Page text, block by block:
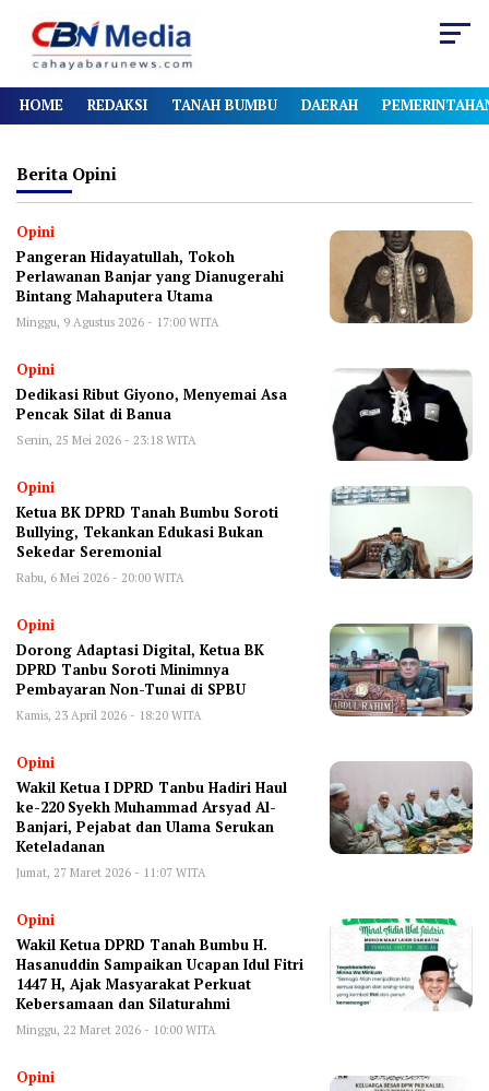
HOME REDAKSI TANAH BUMBU DAERAH
Berita Opini
Opini
Pangeran Hidayatullah, Tokoh
Perlawanan Banjar yang Dianugerahi
Bintang Mahaputera Utama
Minggu, 9 Agustus 2026 - 17:00 WITA
Opini
Dedikasi Ribut Giyono, Menyemai Asa
Pencak Silat di Banua
Senin, 25 Mei 2026 - 23:18 WITA
Opini
Ketua BK DPRD Tanah Bumbu Soroti
Bullying, Tekankan Edukasi Bukan
Sekedar Seremonial
Rabu, 6 Mei 2026 - 20:00 WITA
Opini
Dorong Adaptasi Digital, Ketua BK
DPRD Tanbu Soroti Minimnya
Pembayaran Non-Tunai di SPBU
Kamis, 23 April 2026 - 18:20 WITA
Opini
Wakil Ketua I DPRD Tanbu Hadiri Haul
ke-220 Syekh Muhammad Arsyad Al-
Banjari, Pejabat dan Ulama Serukan
Keteladanan
Jumat, 27 Maret 2026 - 11:07 WITA
Opini
Wakil Ketua DPRD Tanah Bumbu H.
Hasanuddin Sampaikan Ucapan Idul Fitri
1447 H, Ajak Masyarakat Perkuat
Kebersamaan dan Silaturahmi
Minggu, 22 Maret 2026 - 10:00 WITA
Opini